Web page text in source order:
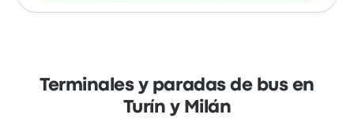
Terminales y paradas de bus en
Turín y Milán